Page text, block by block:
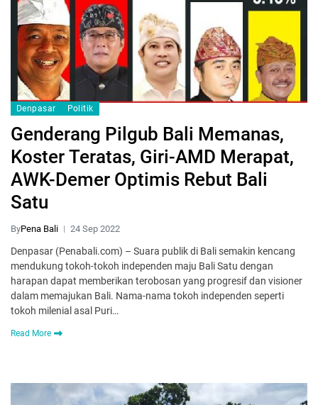
Denpasar Politik
Genderang Pilgub Bali Memanas,
Koster Teratas, Giri-AMD Merapat,
AWK-Demer Optimis Rebut Bali
Satu
ByPena Bali 24 Sep 2022
Denpasar (Penabali.com) – Suara publik di Bali semakin kencang
mendukung tokoh-tokoh independen maju Bali Satu dengan
harapan dapat memberikan terobosan yang progresif dan visioner
dalam memajukan Bali. Nama-nama tokoh independen seperti
tokoh milenial asal Puri…
Read More